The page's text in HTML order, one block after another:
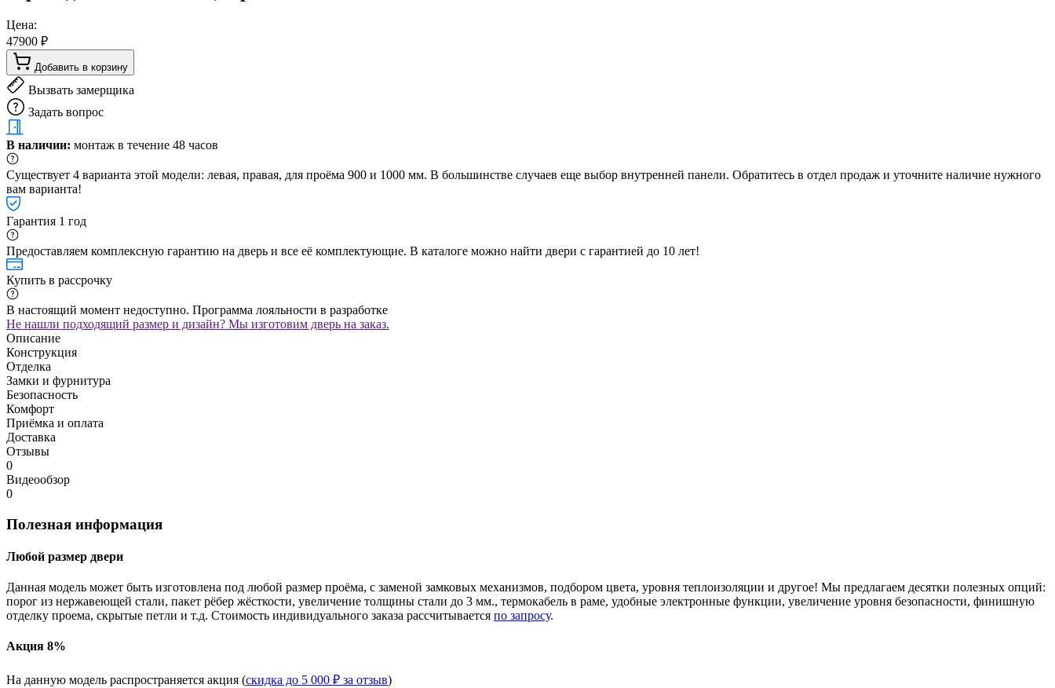
Цена:
47900 ₽
Добавить в корзину
Вызвать замерщика
Задать вопрос
В наличии: монтаж в течение 48 часов
Существует 4 варианта этой модели: левая, правая, для проёма 900 и 1000 мм. В большинстве случаев еще выбор внутренней панели. Обратитесь в отдел продаж и уточните наличие нужного
вам варианта!
Гарантия 1 год
Предоставляем комплексную гарантию на дверь и все её комплектующие. В каталоге можно найти двери с гарантией до 10 лет!
Купить в рассрочку
В настоящий момент недоступно. Программа лояльности в разработке
Не нашли подходящий размер и дизайн? Мы изготовим дверь на заказ.
Описание
Конструкция
Отделка
Замки и фурнитура
Безопасность
Комфорт
Приёмка и оплата
Доставка
Отзывы
0
Видеообзор
0
Полезная информация
Любой размер двери
Данная модель может быть изготовлена под любой размер проёма, с заменой замковых механизмов, подбором цвета, уровня теплоизоляции и другое! Мы предлагаем десятки полезных опций:
порог из нержавеющей стали, пакет рёбер жёсткости, увеличение толщины стали до 3 мм., термокабель в раме, удобные электронные функции, увеличение уровня безопасности, финишную
отделку проема, скрытые петли и т.д. Стоимость индивидуального заказа рассчитывается по запросу.
Акция 8%
На данную модель распространяется акция (скидка до 5 000 ₽ за отзыв)